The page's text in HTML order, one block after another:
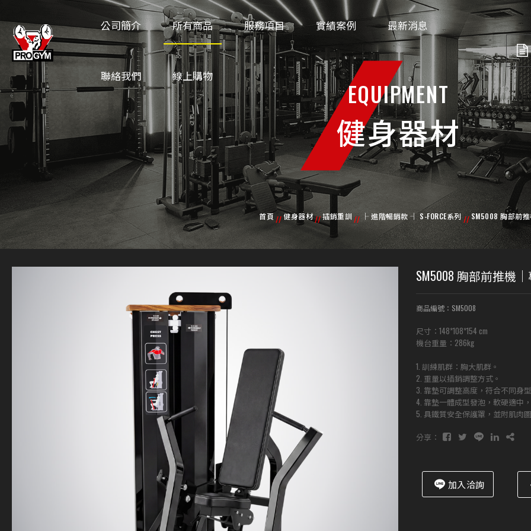
公司簡介 所有商品 服務項目 實績案例 最新消息
聯絡我們 線上購物
EQUIPMENT
健身器材
首頁 //健身器材//插銷重訓 // ├ 進階暢銷款 ┤ S-FORCE系列//SM5008 胸部前
SM5008 胸部前推機
商品編號：SM5008
尺寸：148*108*154 cm
機台重量：286kg
1. 訓練肌群：胸大肌群。
2. 重量以插銷調整方式。
3. 靠墊可調整高度，符合不同身
4. 靠墊一體成型發泡，軟硬適中
5. 具鐵質安全保護罩，並附肌肉
分享：
加入洽詢